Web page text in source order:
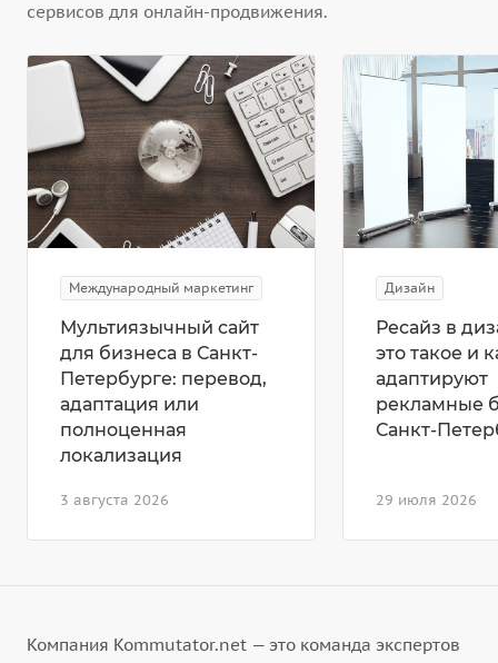
сервисов для онлайн-продвижения.
Международный маркетинг
3 августа 2026
Мультиязычный сайт
для бизнеса в Санкт-
Петербурге: перевод,
адаптация или
полноценная
локализация
Дизайн
29 июля 2026
Ресайз в
это такое и
адаптируют
рекламные
Санкт-
Компания Kommutator.net — это команда экспертов